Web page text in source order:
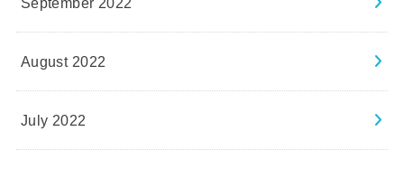
August 2022
July 2022